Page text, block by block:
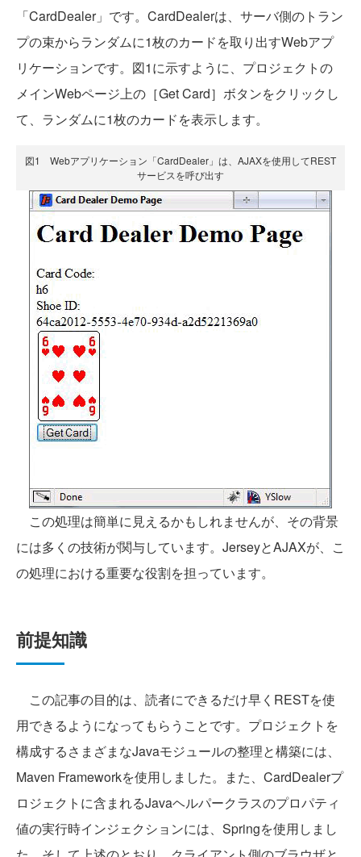
「CardDealer」です。CardDealerは、サーバ側のトラン
プの束からランダムに1枚のカードを取り出すWebアプ
リケーションです。図1に示すように、プロジェクトの
メインWebページ上の［Get Card］ボタンをクリックし
て、ランダムに1枚のカードを表示します。
図1 Webアプリケーション「CardDealer」は、AJAXを使用してREST
サービスを呼び出す
この処理は簡単に見えるかもしれませんが、その背景
には多くの技術が関与しています。JerseyとAJAXが、こ
の処理における重要な役割を担っています。
前提知識
この記事の目的は、読者にできるだけ早くRESTを使
用できるようになってもらうことです。プロジェクトを
構成するさまざまなJavaモジュールの整理と構築には、
Maven Frameworkを使用しました。また、CardDealerプ
ロジェクトに含まれるJavaヘルパークラスのプロパティ
値の実行時インジェクションには、Springを使用しまし